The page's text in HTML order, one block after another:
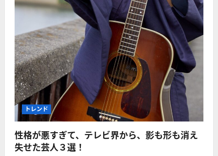
トレンド
性格が悪すぎて、テレビ界から、影も形も消え
失せた芸人３選！